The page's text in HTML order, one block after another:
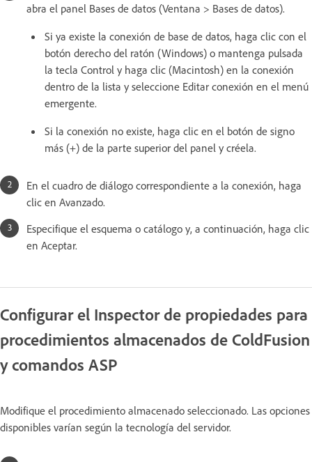
abra el panel Bases de datos (Ventana > Bases de datos).
Si ya existe la conexión de base de datos, haga clic con el
botón derecho del ratón (Windows) o mantenga pulsada
la tecla Control y haga clic (Macintosh) en la conexión
dentro de la lista y seleccione Editar conexión en el menú
emergente.
Si la conexión no existe, haga clic en el botón de signo
más (+) de la parte superior del panel y créela.
En el cuadro de diálogo correspondiente a la conexión, haga
clic en Avanzado.
Especifique el esquema o catálogo y, a continuación, haga clic
en Aceptar.
Configurar el Inspector de propiedades para
procedimientos almacenados de ColdFusion
y comandos ASP
Modifique el procedimiento almacenado seleccionado. Las opciones
disponibles varían según la tecnología del servidor.